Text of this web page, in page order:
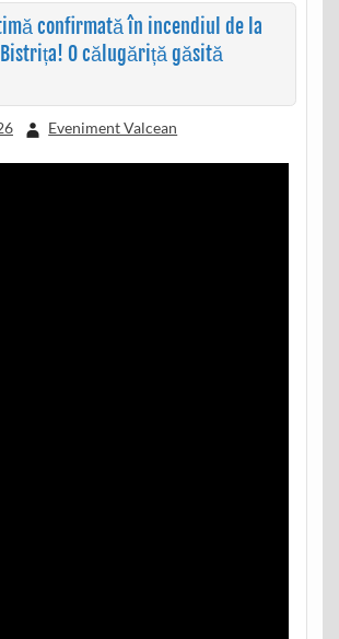
confirmată în incendiul de la
O călugăriță găsită
Eveniment Valcean